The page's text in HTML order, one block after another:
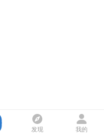
发现 我的